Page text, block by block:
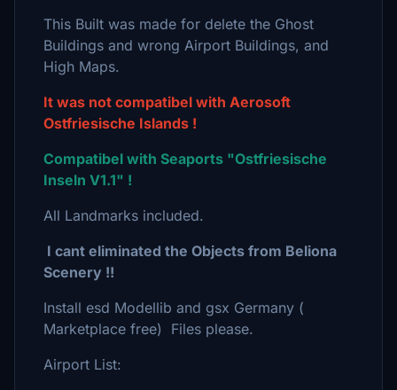
This Built was made for delete the Ghost
Buildings and wrong Airport Buildings, and
High Maps.
It was not compatibel with Aerosoft
Ostfriesische Islands !
Compatibel with Seaports "Ostfriesische
Inseln V1.1" !
All Landmarks included.
I cant eliminated the Objects from Beliona
Scenery !!
Install esd Modellib and gsx Germany (
Marketplace free) Files please.
Airport List: